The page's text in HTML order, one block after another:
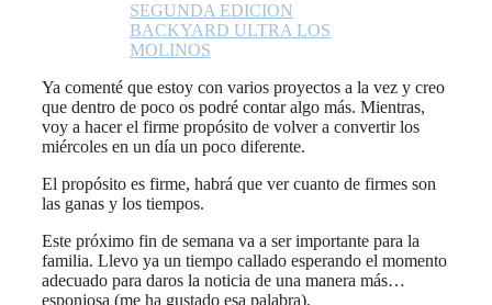
SEGUNDA EDICION
BACKYARD ULTRA LOS
MOLINOS
Ya comenté que estoy con varios proyectos a la vez y creo
que dentro de poco os podré contar algo más. Mientras,
voy a hacer el firme propósito de volver a convertir los
miércoles en un día un poco diferente.
El propósito es firme, habrá que ver cuanto de firmes son
las ganas y los tiempos.
Este próximo fin de semana va a ser importante para la
familia. Llevo ya un tiempo callado esperando el momento
adecuado para daros la noticia de una manera más…
esponjosa (me ha gustado esa palabra).